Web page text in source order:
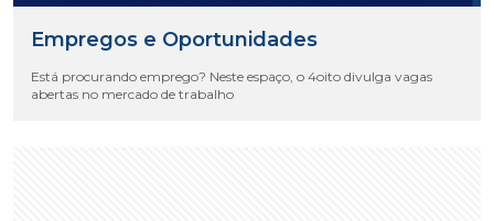
Empregos e Oportunidades
Está procurando emprego? Neste espaço, o 4oito divulga vagas
abertas no mercado de trabalho